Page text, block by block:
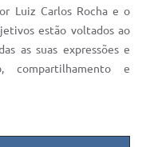
Luiz Carlos Rocha e o
estão voltados ao
as suas expressões e
compartilhamento e